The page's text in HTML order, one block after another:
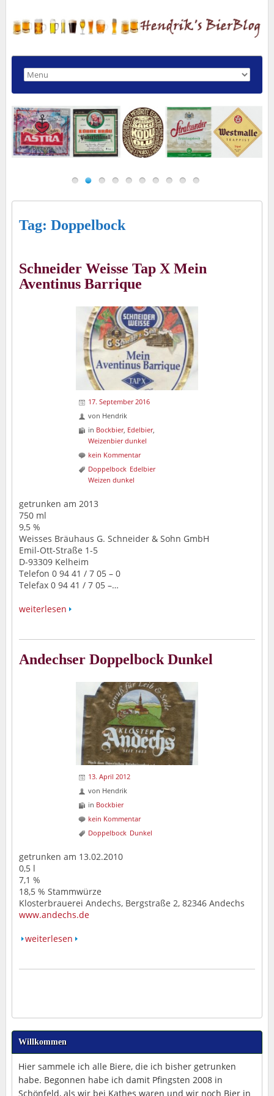
Tag: Doppelbock
Schneider Weisse Tap X Mein
Aventinus Barrique
17. September 2016
von Hendrik
in Bockbier, Edelbier,
Weizenbier dunkel
kein Kommentar
Doppelbock Edelbier
Weizen dunkel
getrunken am 2013
750 ml
9,5 %
Weisses Bräuhaus G. Schneider & Sohn GmbH
Emil-Ott-Straße 1-5
D-93309 Kelheim
Telefon 0 94 41 / 7 05 – 0
Telefax 0 94 41 / 7 05 –…
weiterlesen
Andechser Doppelbock Dunkel
13. April 2012
von Hendrik
in Bockbier
kein Kommentar
Doppelbock Dunkel
getrunken am 13.02.2010
0,5 l
7,1 %
18,5 % Stammwürze
Klosterbrauerei Andechs, Bergstraße 2, 82346 Andechs
www.andechs.de
weiterlesen
Willkommen
Hier sammele ich alle Biere, die ich bisher getrunken
habe. Begonnen habe ich damit Pfingsten 2008 in
Schönfeld, als wir bei Kathes waren und wir noch Bier in